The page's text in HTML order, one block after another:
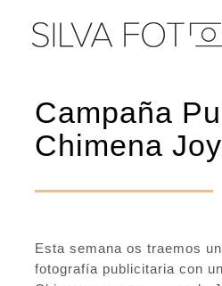
contenido
Campaña
Chimena
Esta semana os traemos
fotografía publicitaria con